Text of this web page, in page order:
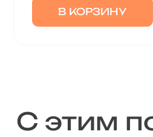
В КОРЗИНУ
С этим